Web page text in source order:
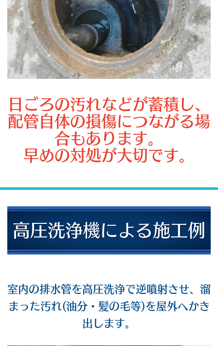
日ごろの汚れなどが蓄積し、
配管自体の損傷につながる場
合もあります。
早めの対処が大切です。
高圧洗浄機による施工例
室内の排水管を高圧洗浄で逆噴射させ、溜
まった汚れ(油分・髪の毛等)を屋外へかき
出します。